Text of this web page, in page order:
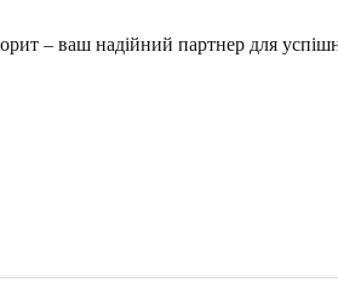
– ваш надійний партнер для